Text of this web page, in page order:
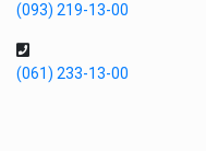
(093) 219-13-00
(061) 233-13-00